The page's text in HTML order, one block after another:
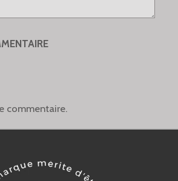
commentaire.